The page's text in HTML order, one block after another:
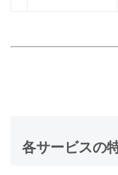
各サービスの